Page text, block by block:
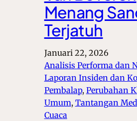
Menang
Terjatuh
Januari 22, 2026
Analisis Performa dan
Laporan Insiden dan
Pembalap, Perubahan
Umum, Tantangan
Cuaca